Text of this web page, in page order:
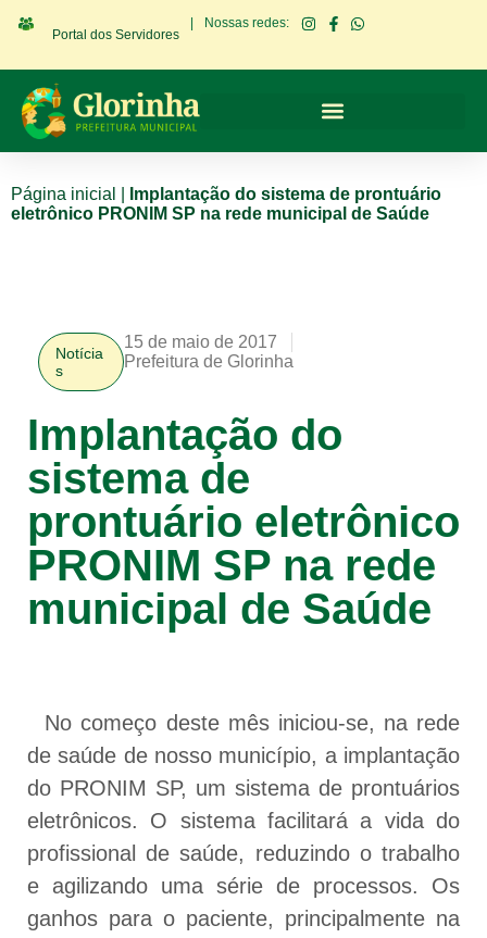
Portal dos Servidores
Nossas redes:
Página inicial
Implantação do sistema de prontuário
eletrônico PRONIM SP na rede municipal de Saúde
Notícia
s
15 de maio de 2017
Prefeitura de Glorinha
Implantação do
sistema de
prontuário eletrônico
PRONIM SP na rede
municipal de Saúde
No começo deste mês iniciou-se, na rede
de saúde de nosso município, a implantação
do PRONIM SP, um sistema de prontuários
eletrônicos. O sistema facilitará a vida do
profissional de saúde, reduzindo o trabalho
e agilizando uma série de processos. Os
ganhos para o paciente, principalmente na